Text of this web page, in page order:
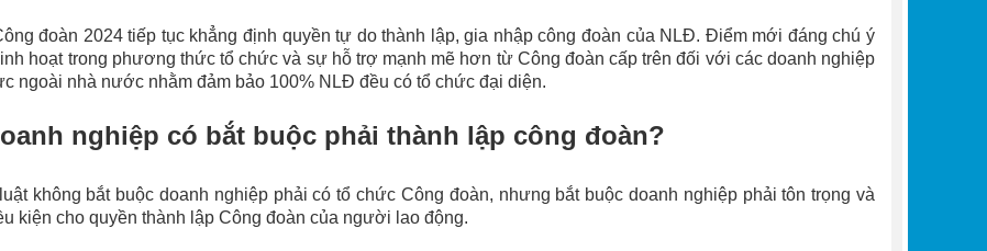
đoàn 2024 tiếp tục khẳng định quyền tự do thành lập, gia nhập công đoàn của NLĐ. Điểm mới đáng chú ý
hoạt trong phương thức tổ chức và sự hỗ trợ mạnh mẽ hơn từ Công đoàn cấp trên đối với các doanh nghiệp
ngoài nhà nước nhằm đảm bảo 100% NLĐ đều có tổ chức đại diện.
nghiệp có bắt buộc phải thành lập công đoàn​?
không bắt buộc doanh nghiệp phải có tổ chức Công đoàn, nhưng bắt buộc doanh nghiệp phải tôn trọng và
kiện cho quyền thành lập Công đoàn của người lao động.